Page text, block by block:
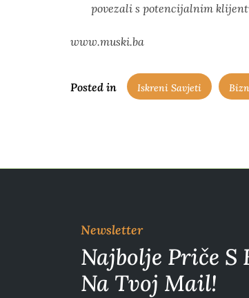
povezali s potencijalnim
www.muski.ba
Posted in Iskreni Savjeti
Newsletter
Najbolje Priče S
Na Tvoj Mail!